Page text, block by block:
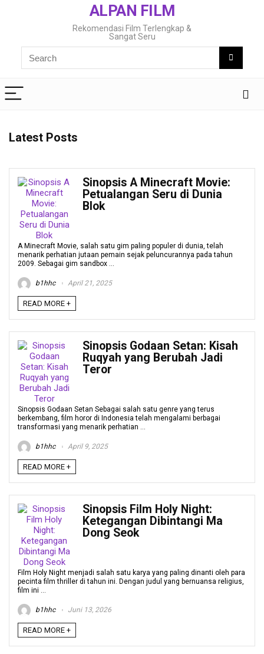
ALPAN FILM
Rekomendasi Film Terlengkap &
Sangat Seru
Latest Posts
Sinopsis A Minecraft Movie:
Petualangan Seru di Dunia
Blok
A Minecraft Movie, salah satu gim paling populer di dunia, telah
menarik perhatian jutaan pemain sejak peluncurannya pada tahun
2009. Sebagai gim sandbox ...
b1hhc April 21, 2025
READ MORE +
Sinopsis Godaan Setan: Kisah
Ruqyah yang Berubah Jadi
Teror
Sinopsis Godaan Setan Sebagai salah satu genre yang terus
berkembang, film horor di Indonesia telah mengalami berbagai
transformasi yang menarik perhatian ...
b1hhc April 9, 2025
READ MORE +
Sinopsis Film Holy Night:
Ketegangan Dibintangi Ma
Dong Seok
Film Holy Night menjadi salah satu karya yang paling dinanti oleh para
pecinta film thriller di tahun ini. Dengan judul yang bernuansa religius,
film ini ...
b1hhc Juni 13, 2026
READ MORE +